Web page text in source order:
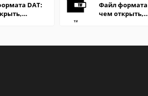
DAT:
Файл формата
чем открыть,